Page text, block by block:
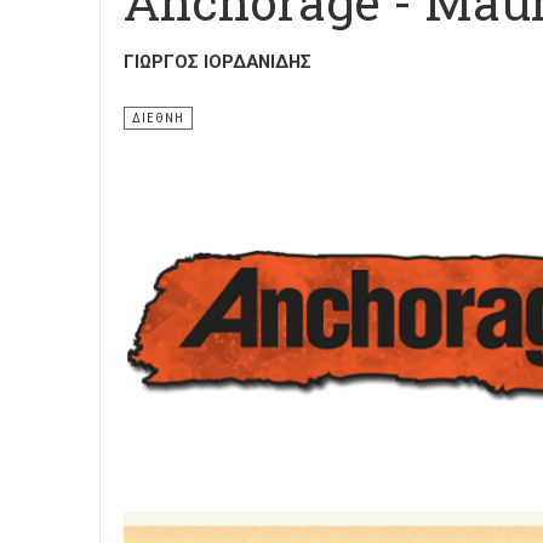
ΓΙΏΡΓΟΣ ΙΟΡΔΑΝΊΔΗΣ
ΔΙΕΘΝΗ